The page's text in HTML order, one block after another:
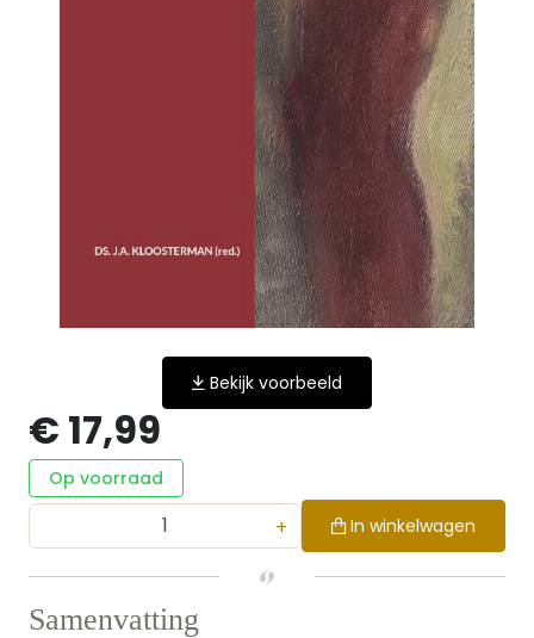
Bekijk voorbeeld
€ 17,99
Op voorraad
+ In winkelwagen
Samenvatting